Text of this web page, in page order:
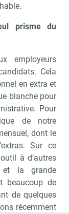
prisme du
employeurs
Cela
en extra et
blanche pour
Pour
de notre
dont le
Sur ce
à d’autres
et la grande
beaucoup de
de quelques
récemment